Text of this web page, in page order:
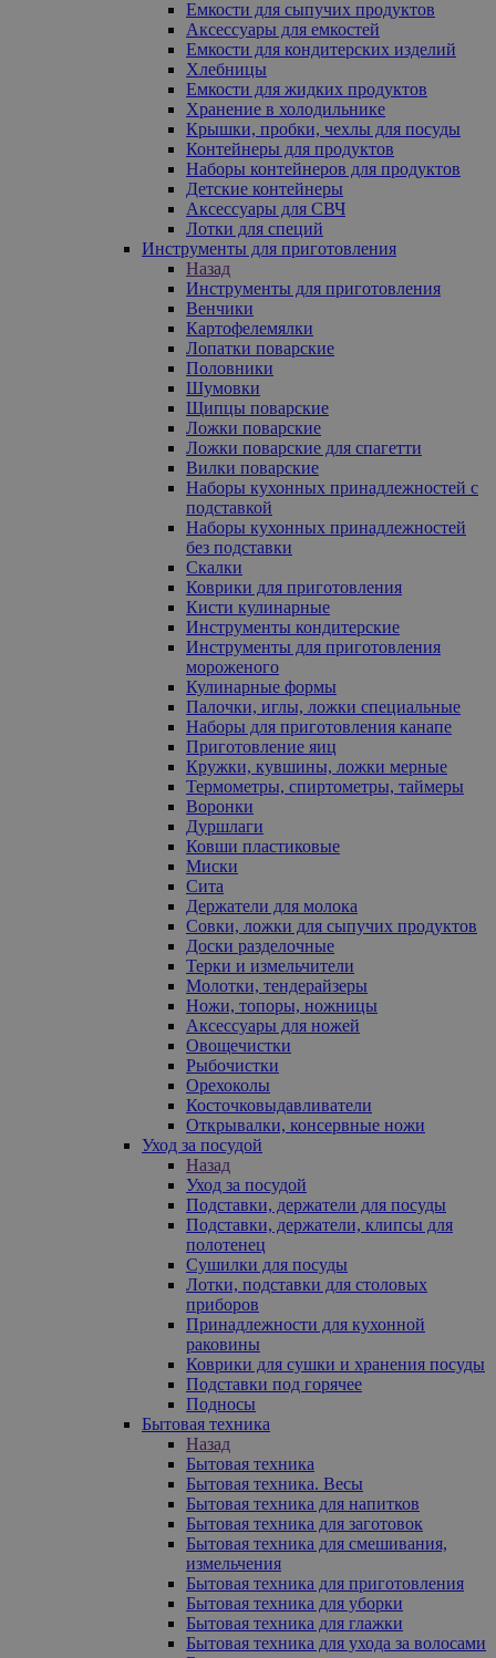
Емкости для сыпучих продуктов
Аксессуары для емкостей
Емкости для кондитерских изделий
Хлебницы
Емкости для жидких продуктов
Хранение в холодильнике
Крышки, пробки, чехлы для посуды
Контейнеры для продуктов
Наборы контейнеров для продуктов
Детские контейнеры
Аксессуары для СВЧ
Лотки для специй
Инструменты для приготовления
Назад
Инструменты для приготовления
Венчики
Картофелемялки
Лопатки поварские
Половники
Шумовки
Щипцы поварские
Ложки поварские
Ложки поварские для спагетти
Вилки поварские
Наборы кухонных принадлежностей с
подставкой
Наборы кухонных принадлежностей
без подставки
Скалки
Коврики для приготовления
Кисти кулинарные
Инструменты кондитерские
Инструменты для приготовления
мороженого
Кулинарные формы
Палочки, иглы, ложки специальные
Наборы для приготовления канапе
Приготовление яиц
Кружки, кувшины, ложки мерные
Термометры, спиртометры, таймеры
Воронки
Дуршлаги
Ковши пластиковые
Миски
Сита
Держатели для молока
Совки, ложки для сыпучих продуктов
Доски разделочные
Терки и измельчители
Молотки, тендерайзеры
Ножи, топоры, ножницы
Аксессуары для ножей
Овощечистки
Рыбочистки
Орехоколы
Косточковыдавливатели
Открывалки, консервные ножи
Уход за посудой
Назад
Уход за посудой
Подставки, держатели для посуды
Подставки, держатели, клипсы для
полотенец
Сушилки для посуды
Лотки, подставки для столовых
приборов
Принадлежности для кухонной
раковины
Коврики для сушки и хранения посуды
Подставки под горячее
Подносы
Бытовая техника
Назад
Бытовая техника
Бытовая техника. Весы
Бытовая техника для напитков
Бытовая техника для заготовок
Бытовая техника для смешивания,
измельчения
Бытовая техника для приготовления
Бытовая техника для уборки
Бытовая техника для глажки
Бытовая техника для ухода за волосами